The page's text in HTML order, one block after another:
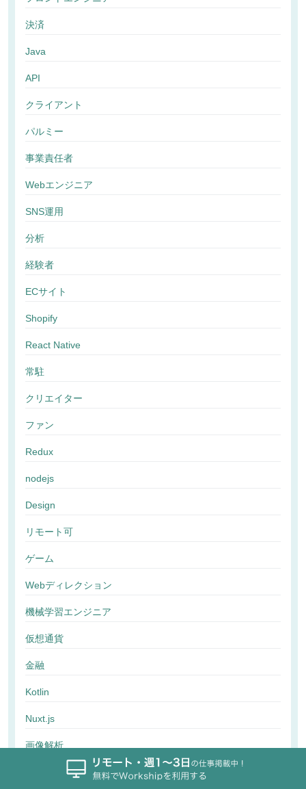
決済
Java
API
クライアント
パルミー
事業責任者
Webエンジニア
SNS運用
分析
経験者
ECサイト
Shopify
React Native
常駐
クリエイター
ファン
Redux
nodejs
Design
リモート可
ゲーム
Webディレクション
機械学習エンジニア
仮想通貨
金融
Kotlin
Nuxt.js
画像解析